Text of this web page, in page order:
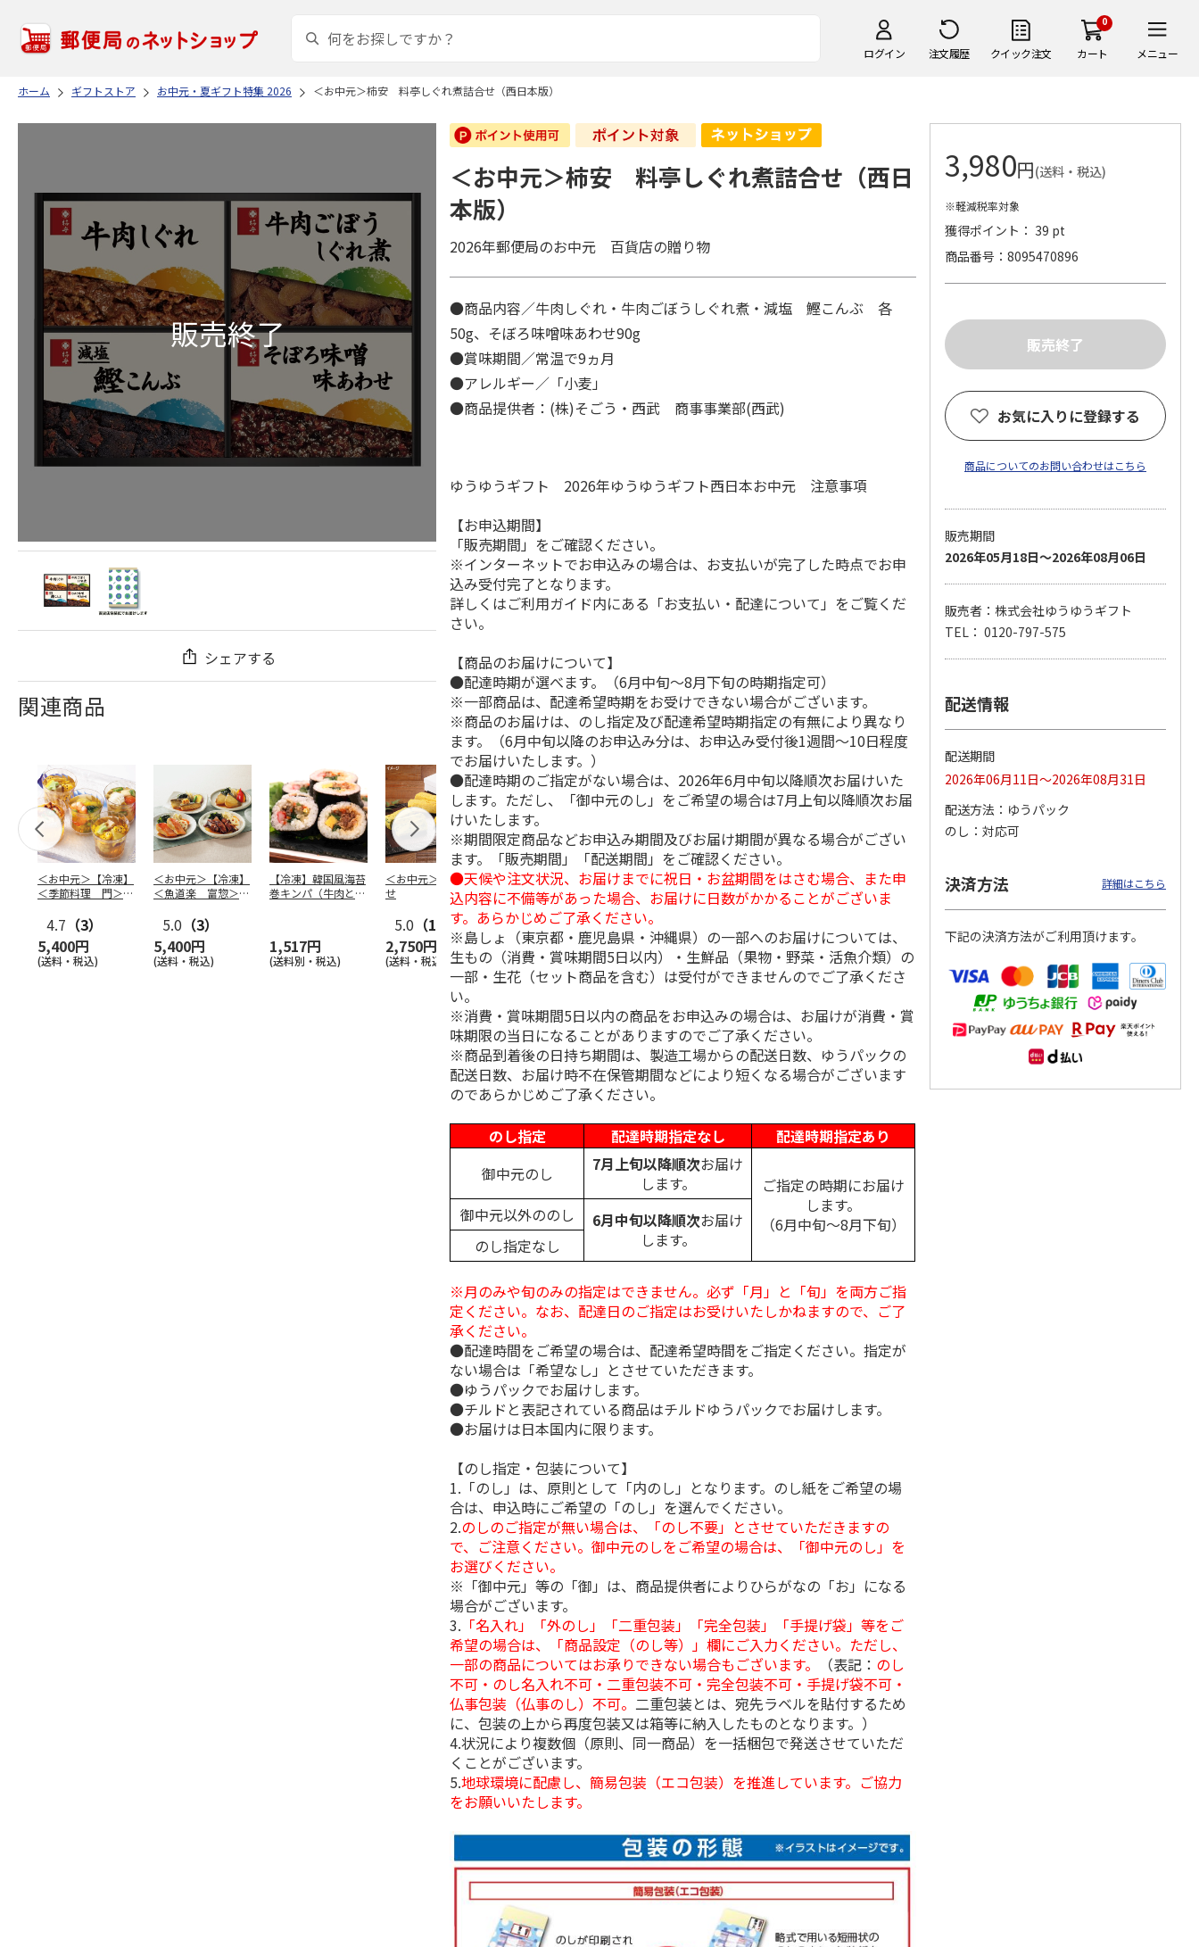
ログイン 注文履歴 クイック注文
0
カート メニュー
ホーム ギフトストア お中元・夏ギフト特集 2026 ＜お中元＞柿安 料亭しぐれ煮詰合せ（西日本版）
シェアする
関連商品
＜お中元＞【冷凍】
＜季節料理 門＞京
4.7 （3）
5,400円
(送料・税込)
＜お中元＞【冷凍】
＜魚道楽 富惣＞レ
煮魚…
5.0 （3）
5,400円
(送料・税込)
【冷凍】韓国風海苔
巻キンパ（牛肉と野
1,517円
(送料別・税込)
＜お中元＞３種詰合
せ
5.0 （1）
2,750円
(送料・税込)
柿安本店 極松阪牛
しぐれ煮詰合せ
EM29
4,012円
(送料・税込)
【冷凍】大阪お好み
焼き人気店の味比べ
セット
4,300円
(送料・税込)
＜お中元＞信州地粉
おやき こやき（２
５個）
3,800円
(送料・税込)
＜お中元＞【冷凍】
＜おこわ米八×人形
町今半＞黒毛和牛の
4,320円
(送料・税込)
＜博多一番どり＞や
きとりセブン７種詰
合せ
4,320円
＜お中元＞＜日本の
極み＞鯖缶セット
4,650円
(送料・税込)
＜お中元＞柿安 料亭しぐれ煮詰合せ（西日
本版）
2026年郵便局のお中元 百貨店の贈り物
●商品内容／牛肉しぐれ・牛肉ごぼうしぐれ煮・減塩 鰹こんぶ 各
50g、そぼろ味噌味あわせ90g
●賞味期間／常温で9ヵ月
●アレルギー／「小麦」
●商品提供者：(株)そごう・西武 商事事業部(西武)
ゆうゆうギフト 2026年ゆうゆうギフト西日本お中元 注意事項
【お申込期間】
「販売期間」をご確認ください。
※インターネットでお申込みの場合は、お支払いが完了した時点でお申
込み受付完了となります。
詳しくはご利用ガイド内にある「お支払い・配達について」をご覧くだ
さい。
【商品のお届けについて】
●配達時期が選べます。（6月中旬～8月下旬の時期指定可）
※一部商品は、配達希望時期をお受けできない場合がございます。
※商品のお届けは、のし指定及び配達希望時期指定の有無により異なり
ます。（6月中旬以降のお申込み分は、お申込み受付後1週間～10日程度
でお届けいたします。）
●配達時期のご指定がない場合は、2026年6月中旬以降順次お届けいた
します。ただし、「御中元のし」をご希望の場合は7月上旬以降順次お届
けいたします。
※期間限定商品などお申込み期間及びお届け期間が異なる場合がござい
ます。「販売期間」「配送期間」をご確認ください。
●天候や注文状況、お届けまでに祝日・お盆期間をはさむ場合、また申
込内容に不備等があった場合、お届けに日数がかかることがございま
す。あらかじめご了承ください。
※島しょ（東京都・鹿児島県・沖縄県）の一部へのお届けについては、
生もの（消費・賞味期間5日以内）・生鮮品（果物・野菜・活魚介類）の
一部・生花（セット商品を含む）は受付ができませんのでご了承くださ
い。
※消費・賞味期間5日以内の商品をお申込みの場合は、お届けが消費・賞
味期限の当日になることがありますのでご了承ください。
※商品到着後の日持ち期間は、製造工場からの配送日数、ゆうパックの
配送日数、お届け時不在保管期間などにより短くなる場合がございます
のであらかじめご了承ください。
のし指定
配達時期指定なし
配達時期指定あり
御中元のし
7月上旬以降順次お届け
します。
ご指定の時期にお届け
します。
（6月中旬～8月下旬）
御中元以外ののし 6月中旬以降順次お届け
します。
のし指定なし
※月のみや旬のみの指定はできません。必ず「月」と「旬」を両方ご指
定ください。なお、配達日のご指定はお受けいたしかねますので、ご了
承ください。
●配達時間をご希望の場合は、配達希望時間をご指定ください。指定が
ない場合は「希望なし」とさせていただきます。
●ゆうパックでお届けします。
●チルドと表記されている商品はチルドゆうパックでお届けします。
●お届けは日本国内に限ります。
【のし指定・包装について】
1.「のし」は、原則として「内のし」となります。のし紙をご希望の場
合は、申込時にご希望の「のし」を選んでください。
2.のしのご指定が無い場合は、「のし不要」とさせていただきますの
で、ご注意ください。御中元のしをご希望の場合は、「御中元のし」を
お選びください。
※「御中元」等の「御」は、商品提供者によりひらがなの「お」になる
場合がございます。
3. 「名入れ」「外のし」「二重包装」「完全包装」「手提げ袋」等をご
希望の場合は、「商品設定（のし等）」欄にご入力ください。ただし、
一部の商品についてはお承りできない場合もございます。
（表記： のし
不可・のし名入れ不可・二重包装不可・完全包装不可・手提げ袋不可・
仏事包装（仏事のし）不可。 二重包装とは、宛先ラベルを貼付するため
に、包装の上から再度包装又は箱等に納入したものとなります。）
4.状況により複数個（原則、同一商品）を一括梱包で発送させていただ
くことがございます。
5.地球環境に配慮し、簡易包装（エコ包装）を推進しています。ご協力
をお願いいたします。
3,980円(送料・税込)
※軽減税率対象
獲得ポイント： 39 pt
商品番号
8095470896
お気に入りに登録する
商品についてのお問い合わせはこちら
販売期間
2026年05月18日～2026年08月06日
販売者：株式会社ゆうゆうギフト
TEL： 0120-797-575
配送情報
配送期間
2026年06月11日～2026年08月31日
配送方法
ゆうパック
のし
対応可
決済方法 詳細はこちら
下記の決済方法がご利用頂けます。